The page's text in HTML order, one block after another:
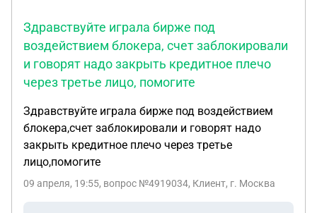
Здравствуйте играла бирже под
воздействием блокера, счет заблокировали
и говорят надо закрыть кредитное плечо
через третье лицо, помогите
Здравствуйте играла бирже под воздействием
блокера,счет заблокировали и говорят надо
закрыть кредитное плечо через третье
лицо,помогите
09 апреля, 19:55, вопрос №4919034, Клиент, г. Москва